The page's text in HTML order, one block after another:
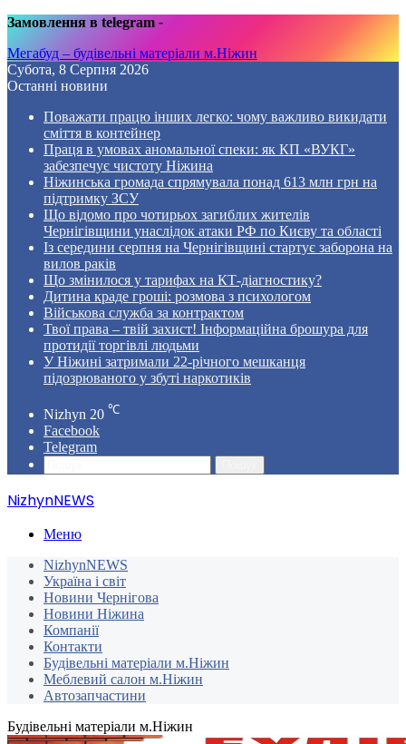
Замовлення в telegram -
Мегабуд – будівельні матеріали м.Ніжин
Субота, 8 Серпня 2026
Останні новини
Поважати працю інших легко: чому важливо викидати
сміття в контейнер
Праця в умовах аномальної спеки: як КП «ВУКГ»
забезпечує чистоту Ніжина
Ніжинська громада спрямувала понад 613 млн грн на
підтримку ЗСУ
Що відомо про чотирьох загиблих жителів
Чернігівщини унаслідок атаки РФ по Києву та області
Із середини серпня на Чернігівщині стартує заборона на
вилов раків
Що змінилося у тарифах на КТ-діагностику?
Дитина краде гроші: розмова з психологом
Військова служба за контрактом
Твої права – твій захист! Інформаційна брошура для
протидії торгівлі людьми
У Ніжині затримали 22-річного мешканця
підозрюваного у збуті наркотиків
Nizhyn 20 ℃
Facebook
Telegram
NizhynNEWS
Меню
NizhynNEWS
Україна і світ
Новини Чернігова
Новини Ніжина
Компанії
Контакти
Будівельні матеріали м.Ніжин
Меблевий салон м.Ніжин
Автозапчастини
Будівельні матеріали м.Ніжин